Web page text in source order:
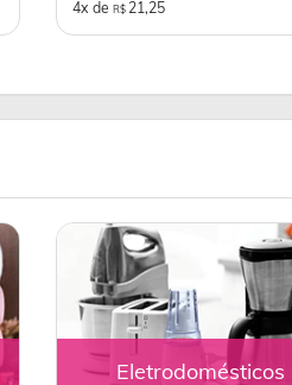
4x de R$ 21,25
Eletrodomésticos